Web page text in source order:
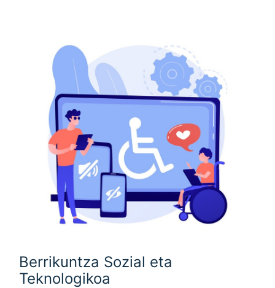
Berrikuntza Sozial eta
Teknologikoa